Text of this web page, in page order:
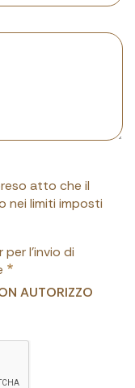
atto che il
limiti imposti
per l'invio di
AUTORIZZO